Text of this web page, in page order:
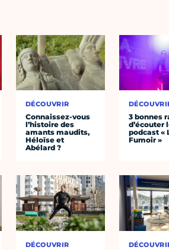
DÉCOUVRIR
Connaissez-vous
l’histoire des
amants maudits,
Héloïse et
Abélard ?
DÉCOUVRIR
3 bonnes
d’écouter
podcast «
Fumoir »